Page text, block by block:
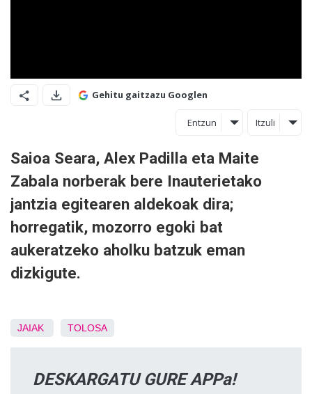
Gehitu gaitzazu Googlen
Entzun Itzuli
Saioa Seara, Alex Padilla eta Maite
Zabala norberak bere Inauterietako
jantzia egitearen aldekoak dira;
horregatik, mozorro egoki bat
aukeratzeko aholku batzuk eman
dizkigute.
JAIAK TOLOSA
DESKARGATU GURE APPa!